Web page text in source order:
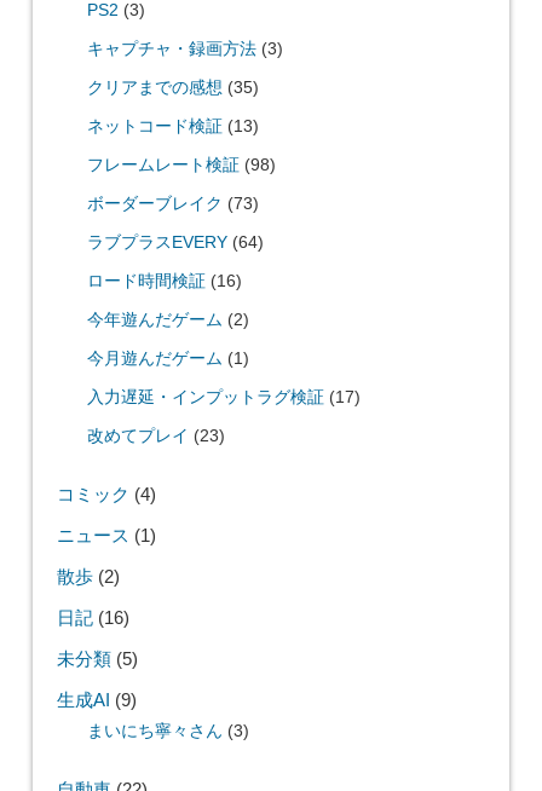
PS2 (3)
キャプチャ・録画方法(3)
クリアまでの感想 (35)
ネットコード検証 (13)
フレームレート検証 (98)
ボーダーブレイク (73)
ラブプラスEVERY(64)
ロード時間検証 (16)
今年遊んだゲーム (2)
今月遊んだゲーム (1)
入力遅延・インプットラグ検証 (17)
改めてプレイ (23)
コミック (4)
ニュース (1)
散歩(2)
日記(16)
未分類(5)
生成AI (9)
まいにち寧々さん (3)